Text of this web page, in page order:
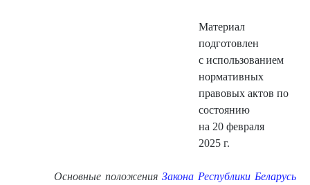
Материал
подготовлен
с использованием
нормативных
правовых актов по
состоянию
на 20 февраля
2025 г.
Основные положения Закона Республики Беларусь